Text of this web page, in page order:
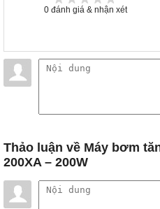
0 đánh giá & nhận xét
Thảo luận về Máy bơm
200XA – 200W